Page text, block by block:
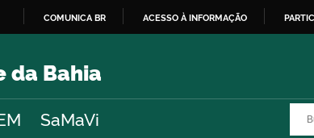
O
COMUNICA BR ACESSO À INFORMAÇÃO
da Bahia
SaMaVi